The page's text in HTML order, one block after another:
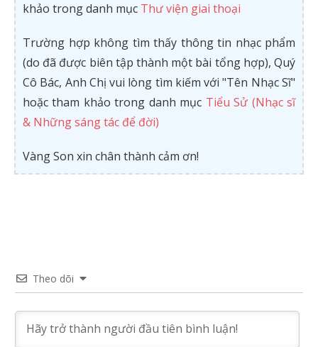
khảo trong danh mục Thư viện giai thoại
Trường hợp không tìm thấy thông tin nhạc phẩm
(do đã được biên tập thành một bài tổng hợp), Quý
Cô Bác, Anh Chị vui lòng tìm kiếm với "Tên Nhạc Sĩ"
hoặc tham khảo trong danh mục Tiểu Sử (Nhạc sĩ
& Những sáng tác để đời)
Vàng Son xin chân thành cảm ơn!
Theo dõi